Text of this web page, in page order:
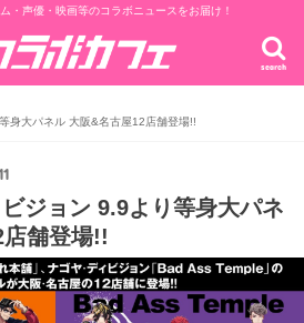
・声優・映画等のコラボニュースをお届け！
search
身大パネル 大阪&名古屋12店舗登場!!
ジョン 9.9より等身大パネ
舗登場!!